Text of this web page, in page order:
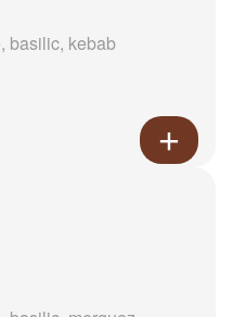
basilic, kebab